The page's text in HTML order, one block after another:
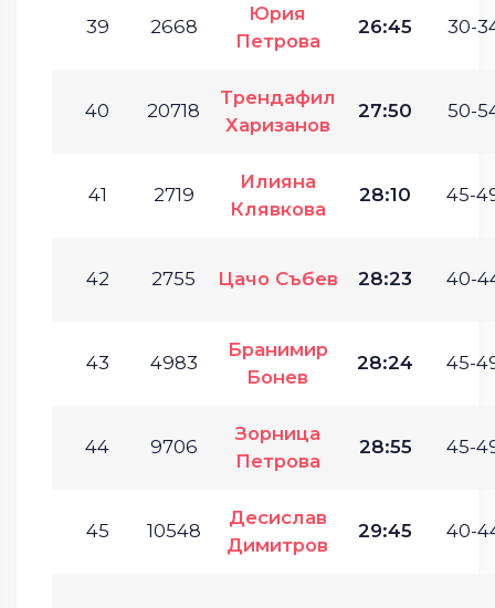
39 2668
Юрия
Петрова
26:45 30-
40 20718
Трендафил
Харизанов
27:50 50-
41 2719
Илияна
Клявкова
28:10 45-
42 2755 Цачо Събев 28:23 40-
43 4983
Бранимир
Бонев
28:24 45-
44 9706
Зорница
Петрова
28:55 45-
45 10548
Десислав
Димитров
29:45 40-